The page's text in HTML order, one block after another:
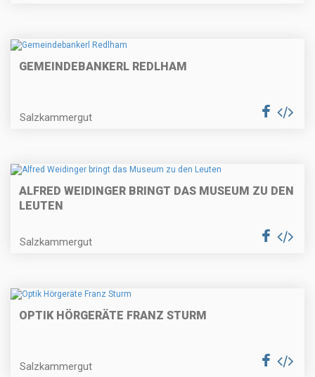
GEMEINDEBANKERL REDLHAM
Salzkammergut
ALFRED WEIDINGER BRINGT DAS MUSEUM ZU DEN
LEUTEN
Salzkammergut
OPTIK HÖRGERÄTE FRANZ STURM
Salzkammergut